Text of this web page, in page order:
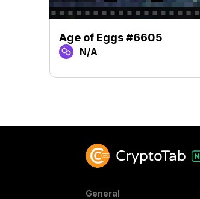
Age of Eggs #6605
N/A
General